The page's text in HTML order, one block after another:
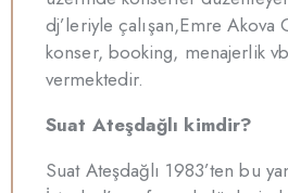
dj’leriyle çalışan,Emre Akova
konser, booking, menajerlik
vermektedir.
Suat Ateşdağlı kimdir?
Suat Ateşdağlı 1983’ten bu